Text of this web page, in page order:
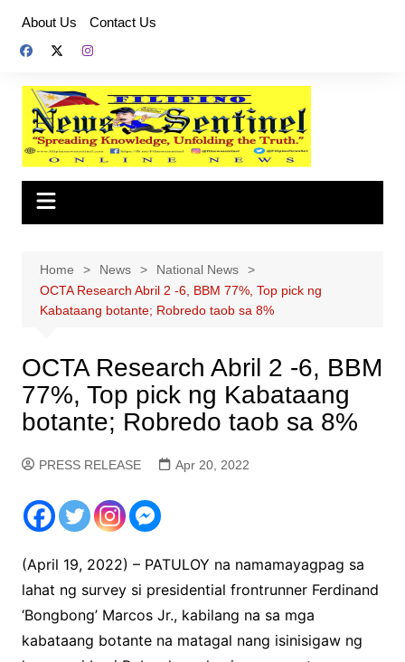
content
About Us Contact Us
Home News
National News
OCTA Research Abril 2 -6, BBM 77%, Top pick ng
Kabataang botante; Robredo taob sa 8%
OCTA Research Abril 2 -6, BBM
77%, Top pick ng Kabataang
botante; Robredo taob sa 8%
PRESS RELEASE Apr 20, 2022
(April 19, 2022) – PATULOY na namamayagpag sa
lahat ng survey si presidential frontrunner Ferdinand
‘Bongbong’ Marcos Jr., kabilang na sa mga
kabataang botante na matagal nang isinisigaw ng